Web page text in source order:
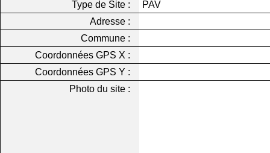
Type de Site :
PAV
Adresse :
Commune :
Coordonnées GPS X :
Coordonnées GPS Y :
Photo du site :